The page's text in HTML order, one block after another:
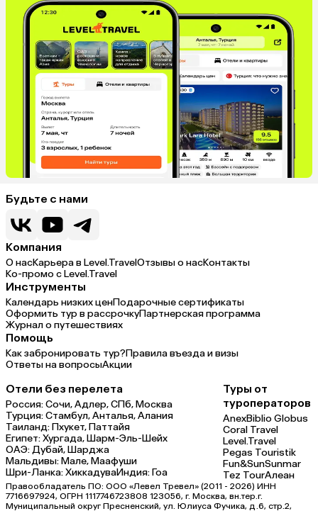
Будьте с нами
Компания
О насКарьера в Level.TravelОтзывы о насКонтакты
Ко-промо с Level.Travel
Инструменты
Календарь низких ценПодарочные сертификаты
Оформить тур в рассрочкуПартнерская программа
Журнал о путешествиях
Помощь
Как забронировать тур?Правила въезда и визы
Ответы на вопросыАкции
Отели без перелета
Россия:Сочи,Адлер,СПб,Москва
Турция:Стамбул,Анталья,Алания
Таиланд:Пхукет,Паттайя
Египет:Хургада,Шарм-Эль-Шейх
ОАЭ:Дубай,Шарджа
Мальдивы:Мале,Маафуши
Шри-Ланка:ХиккадуваИндия:Гоа
Туры от
туроператоров
AnexBiblio Globus
Coral Travel
Level.Travel
Pegas Touristik
Fun&SunSunmar
Tez TourАлеан
Правообладатель ПО: ООО «Левел Тревел» (2011 - 2026) ИНН
7716697924, ОГРН 1117746723808 123056, г. Москва, вн.тер.г.
Муниципальный округ Пресненский, ул. Юлиуса Фучика, д.6, стр.2,